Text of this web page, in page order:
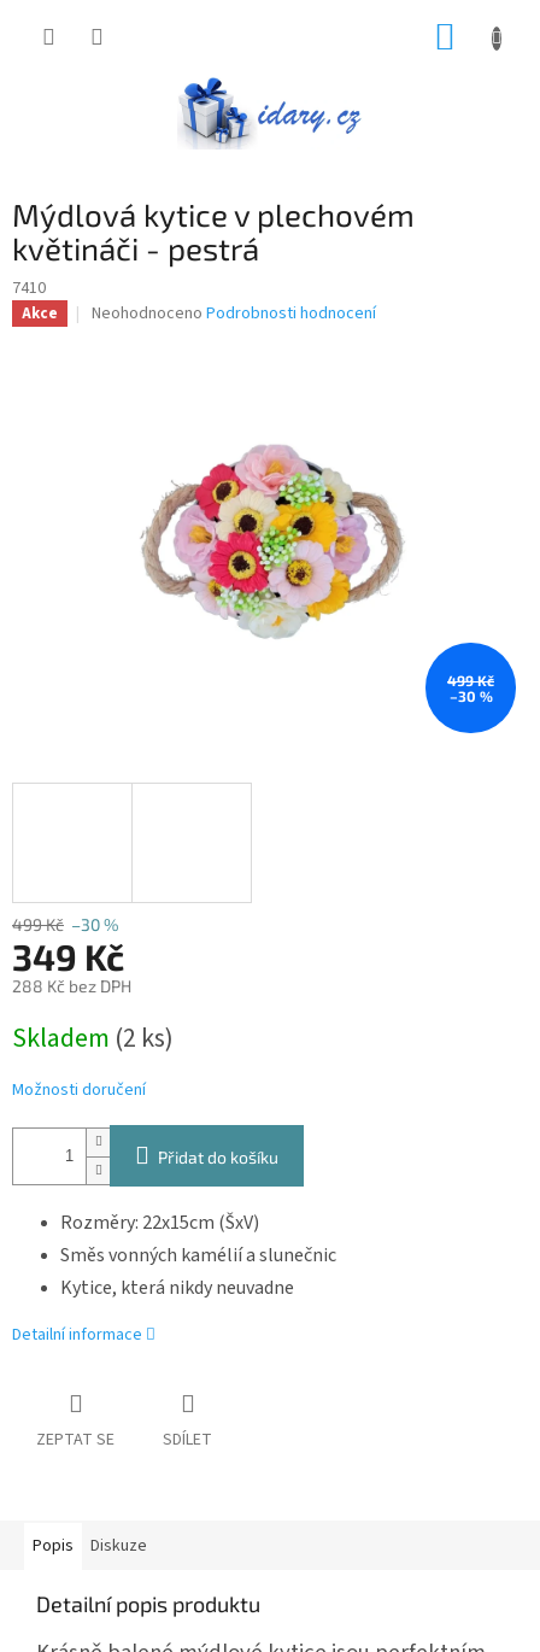
Mýdlová kytice v plechovém
květináči - pestrá
7410
Akce
Průměrné
Neohodnoceno Podrobnosti hodnocení
499 Kč
–30 %
499 Kč –30 %
349 Kč
288 Kč bez DPH
cena:
Skladem (2 ks)
Možnosti doručení
Přidat do košíku
Rozměry: 22x15cm (ŠxV)
Směs vonných kamélií a slunečnic
Kytice, která nikdy neuvadne
Detailní informace
ZEPTAT SE SDÍLET
Popis Diskuze
Detailní popis produktu